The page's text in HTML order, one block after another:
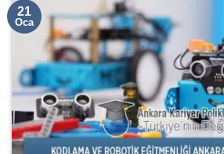
21
Oca